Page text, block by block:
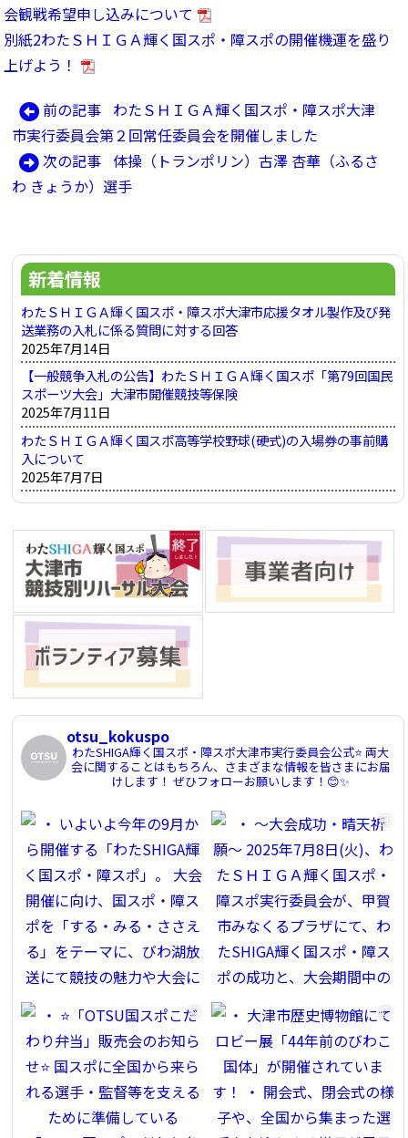
会観戦希望申し込みについて
別紙2わたＳＨＩＧＡ輝く国スポ・障スポの開催機運を盛り
上げよう！
投
稿
ナ
ー
ョ
ン
前の記事 前
の
記
事:
わたＳＨＩＧＡ輝く国スポ・障スポ大津
市実行委員会第２回常任委員会を開催しました
次の記事 次
の
体操（トランポリン）古澤 杏華（ふるさ
わ きょうか）選手
新着情報
わたＳＨＩＧＡ輝く国スポ・障スポ大津市応援タオル製作及び発
送業務の入札に係る質問に対する回答
2025年7月14日
【一般競争入札の公告】わたＳＨＩＧＡ輝く国スポ「第79回国民
スポーツ大会」大津市開催競技等保険
2025年7月11日
わたＳＨＩＧＡ輝く国スポ高等学校野球(硬式)の入場券の事前購
入について
2025年7月7日
otsu_kokuspo
わたSHIGA輝く国スポ・障スポ大津市実行委員会公式⭐️両大
会に関することはもちろん、さまざまな情報を皆さまにお届
けします！ ぜひフォローお願いします！😊✨